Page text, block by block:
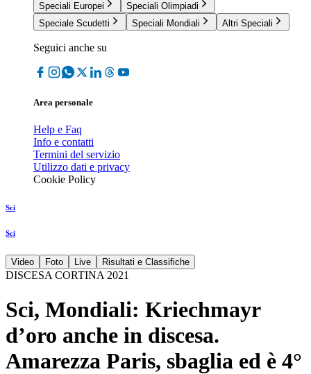
Speciali Europei
Speciali Olimpiadi
Speciale Scudetti
Speciali Mondiali Altri Speciali
Seguici anche su
Area personale
Help e Faq
Info e contatti
Termini del servizio
Utilizzo dati e privacy
Cookie Policy
Sci
Sci
Video Foto Live Risultati e Classifiche
DISCESA CORTINA 2021
Sci, Mondiali: Kriechmayr
d’oro anche in discesa.
Amarezza Paris, sbaglia ed è 4°